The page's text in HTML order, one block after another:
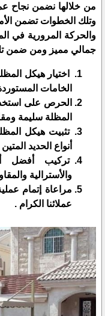
من خلالها نضمن نجاح
وتلك الخطوات تضمن
والحركة المرورية في
جمالي مميز ومن ضمن
اختيار هيكل
الخامات
الحرص على
المظلة سليمة
تثبيت هيكل
أنواع الحديد
تركيب أفضل
والأسترالية
مراعاة إتمام
عملائنا الكرام .